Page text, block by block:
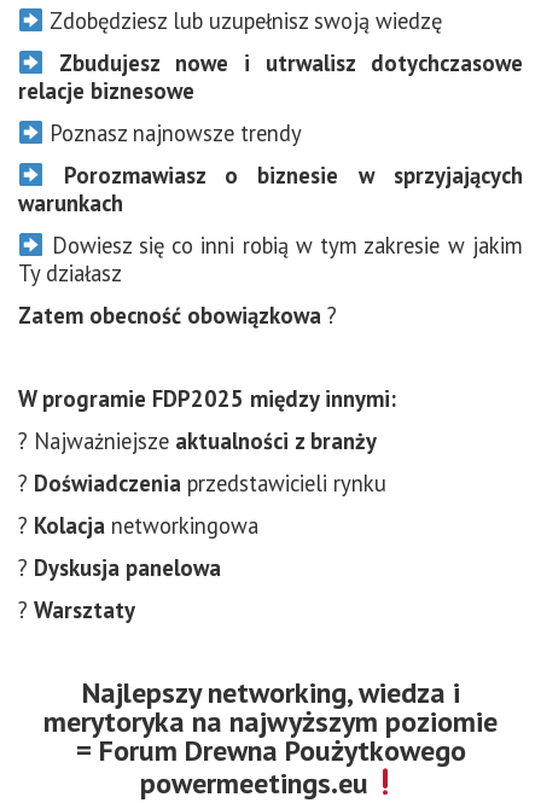
Zdobędziesz lub uzupełnisz swoją wiedzę
Zbudujesz nowe i utrwalisz dotychczasowe
relacje biznesowe
Poznasz najnowsze trendy
Porozmawiasz o biznesie w sprzyjających
warunkach
Dowiesz się co inni robią w tym zakresie w jakim
Ty działasz
Zatem obecność obowiązkowa ?
W programie FDP2025 między innymi:
? Najważniejsze aktualności z branży
? Doświadczenia przedstawicieli rynku
? Kolacja networkingowa
? Dyskusja panelowa
? Warsztaty
Najlepszy networking, wiedza i
merytoryka na najwyższym poziomie
= Forum Drewna Poużytkowego
powermeetings.eu